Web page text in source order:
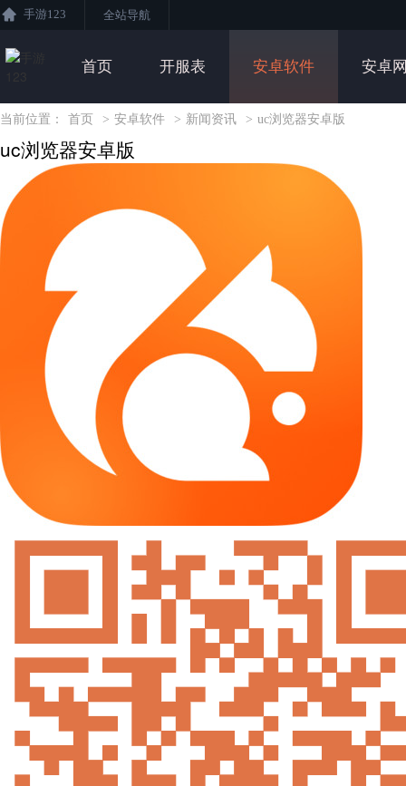
手游123 全站导航
首页 开服表 安卓软件 安卓
当前位置： 首页 > 安卓软件 > 新闻资讯 > uc浏览器安卓版
uc浏览器安卓版